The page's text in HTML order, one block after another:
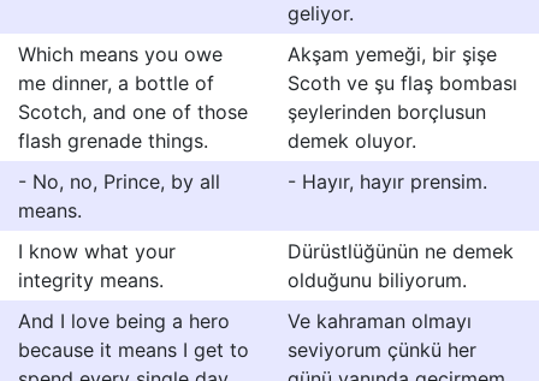
geliyor.
Which means you owe
me dinner, a bottle of
Scotch, and one of those
flash grenade things.
Akşam yemeği, bir şişe
Scoth ve şu flaş bombası
şeylerinden borçlusun
demek oluyor.
- No, no, Prince, by all
means.
- Hayır, hayır prensim.
I know what your
integrity means.
Dürüstlüğünün ne demek
olduğunu biliyorum.
And I love being a hero
because it means I get to
Ve kahraman olmayı
seviyorum çünkü her